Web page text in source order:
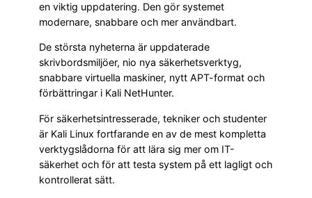
en viktig uppdatering. Den gör systemet
modernare, snabbare och mer användbart.
De största nyheterna är uppdaterade
skrivbordsmiljöer, nio nya säkerhetsverktyg,
snabbare virtuella maskiner, nytt APT-format och
förbättringar i Kali NetHunter.
För säkerhetsintresserade, tekniker och studenter
är Kali Linux fortfarande en av de mest kompletta
verktygslådorna för att lära sig mer om IT-
säkerhet och för att testa system på ett lagligt och
kontrollerat sätt.